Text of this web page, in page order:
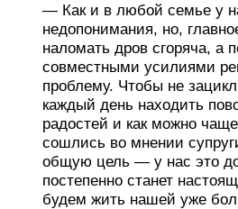
— Как и в любой семье у
недопонимания, но,
наломать дров сгоряча, а
совместными усилиями
проблему. Чтобы не
каждый день находить
радостей и как можно
сошлись во мнении
общую цель — у нас это
постепенно станет
будем жить нашей уже